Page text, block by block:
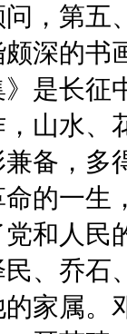
，第五
深的书
是长征
山水、
备，多
的一生
和人民
、乔石
家属。